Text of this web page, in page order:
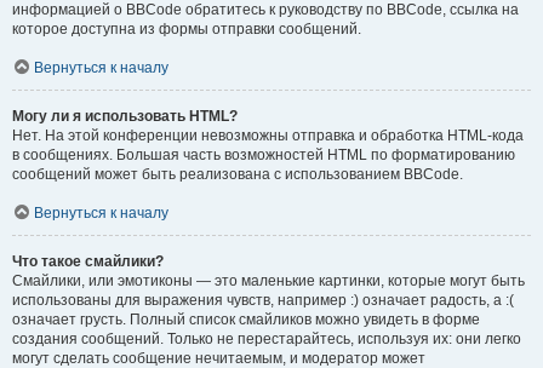
информацией о BBCode обратитесь к руководству по BBCode, ссылка на
которое доступна из формы отправки сообщений.
Вернуться к началу
Могу ли я использовать HTML?
Нет. На этой конференции невозможны отправка и обработка HTML-кода
в сообщениях. Большая часть возможностей HTML по форматированию
сообщений может быть реализована с использованием BBCode.
Вернуться к началу
Что такое смайлики?
Смайлики, или эмотиконы — это маленькие картинки, которые могут быть
использованы для выражения чувств, например :) означает радость, а :(
означает грусть. Полный список смайликов можно увидеть в форме
создания сообщений. Только не перестарайтесь, используя их: они легко
могут сделать сообщение нечитаемым, и модератор может